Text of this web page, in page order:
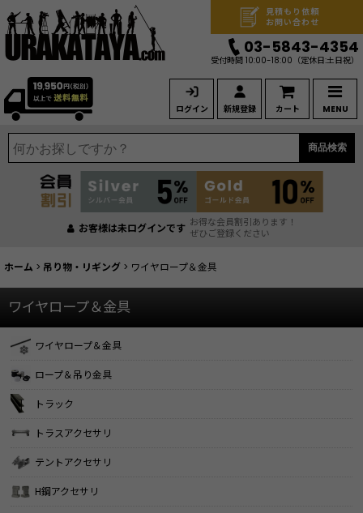
ログイン 新規登録 カート MENU
見積もり依頼
お問い合わせ
03-5843-4354
受付時間 10:00-18:00 （定休日:土日祝）
商品検索
お客様は未ログインです お得な会員割引あります！
ぜひご登録ください
ホーム > 吊り物・リギング > ワイヤロープ＆金具
ワイヤロープ＆金具
ワイヤロープ＆金具
ロープ＆吊り金具
トラック
トラスアクセサリ
テントアクセサリ
H鋼アクセサリ